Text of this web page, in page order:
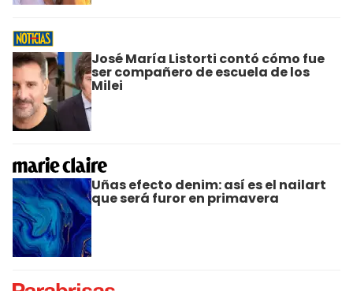
José María Listorti contó cómo fue
ser compañero de escuela de los
Milei
Uñas efecto denim: así es el nailart
que será furor en primavera